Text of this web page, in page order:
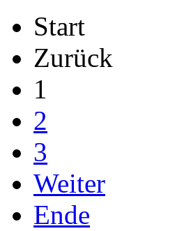
Start
Zurück
1
2
3
Weiter
Ende